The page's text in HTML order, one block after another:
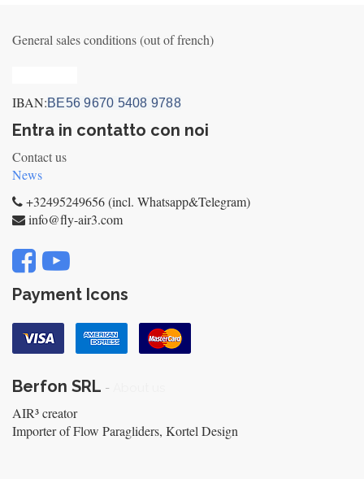
General sales conditions (out of french)
IBAN:BE56 9670 5408 9788
Entra in contatto con noi
Contact us
News
+32495249656 (incl. Whatsapp&Telegram)
info@fly-air3.com
Payment Icons
Berfon SRL -
AIR³ creator
Importer of Flow Paragliders, Kortel Design